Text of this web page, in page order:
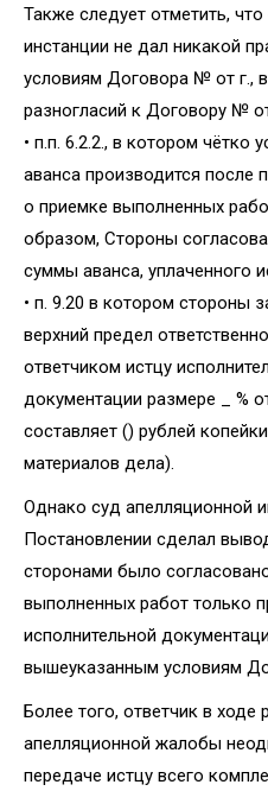
Также следует отметить,
инстанции не дал никакой
условиям Договора № от г.,
разногласий к Договору №
• п.п. 6.2.2., в котором чётко
аванса производится после
о приемке выполненных
образом, Стороны
суммы аванса, уплаченного
• п. 9.20 в котором стороны
верхний предел
ответчиком истцу
документации размере _ %
составляет () рублей
материалов дела).
Однако суд апелляционной
Постановлении сделал
сторонами было
выполненных работ только
исполнительной
вышеуказанным условиям
Более того, ответчик в ходе
апелляционной жалобы
передаче истцу всего